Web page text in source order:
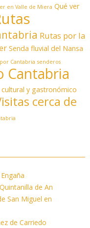
en Valle de Miera Qué ver
Rutas por la
Senda fluvial del Nansa
Cantabria senderos
Cantabria
y gastronómico
cerca de
de An
San Miguel en
de Carriedo